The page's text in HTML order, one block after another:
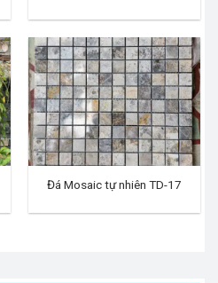
Đá Mosaic tự nhiên TD-17